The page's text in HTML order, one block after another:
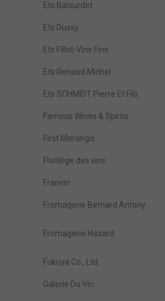
Ets Balourdet
Ets Dussy
Ets Fillot-Vins Fins
Ets Renaud Michel
Ets SCHMIDT Pierre Et Fils
Famous Wines & Spirits
First Morangis
Florilège des vins
Franvin
Fromagerie Bernard Antony
Fromagerie Hazard
Fukuya Co., Ltd.
Galerie Du Vin